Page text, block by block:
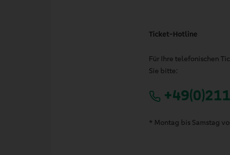
Ticket-Hotline
Für Ihre telefonischen
Sie bitte:
* Montag bis Samstag